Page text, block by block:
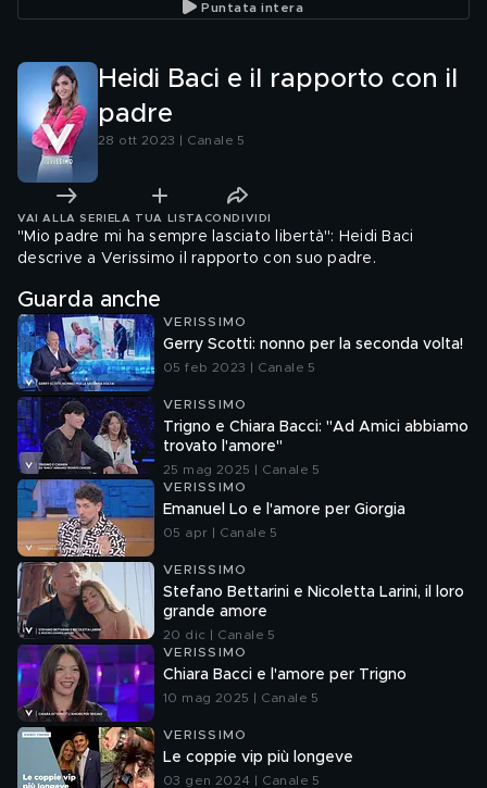
Puntata intera
Heidi Baci e il rapporto con il
padre
28 ott 2023 | Canale 5
VAI ALLA SERIE LA TUA LISTA CONDIVIDI
"Mio padre mi ha sempre lasciato libertà": Heidi Baci
descrive a Verissimo il rapporto con suo padre.
Guarda anche
VERISSIMO
Gerry Scotti: nonno per la seconda volta!
05 feb 2023 | Canale 5
VERISSIMO
Trigno e Chiara Bacci: "Ad Amici abbiamo
trovato l'amore"
25 mag 2025 | Canale 5
VERISSIMO
Emanuel Lo e l'amore per Giorgia
05 apr | Canale 5
VERISSIMO
Stefano Bettarini e Nicoletta Larini, il loro
grande amore
20 dic | Canale 5
VERISSIMO
Chiara Bacci e l'amore per Trigno
10 mag 2025 | Canale 5
VERISSIMO
Le coppie vip più longeve
03 gen 2024 | Canale 5